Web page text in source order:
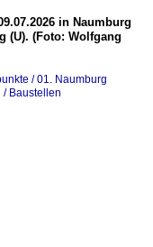
in Naumburg
(U). (Foto: Wolfgang
/ 01. Naumburg
/ Baustellen